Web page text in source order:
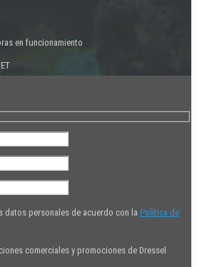
en funcionamiento
datos personales de acuerdo con la Política de
comerciales y promociones de Dressel